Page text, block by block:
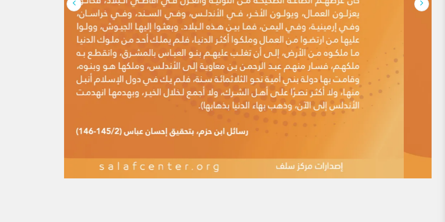
الروح والنفس وحاجات الجسد والجوارح، وينظم علاقات الإنسان كلها، وهو […]
لماذا يوجد الكثير منَ المذاهِب الإسلاميَّة معَ أنَّ القرآن واحد؟
مقدمة: هذه الدعوى ممَّا أثاره أهلُ البِدَع منذ العصور المُبكِّرة، وتصدَّى الفقهاء للردِّ عليها، ويَحتجُّ بها
اليومَ أعداءُ الإسلام منَ العَلمانيِّين وغيرهم. ومن أقدم من ذكر هذه الشبهة منقولةً عن أهل البدع:
الإمام ابن بطة، حيث قال: (باب التحذير منِ استماع كلام قوم يُريدون نقضَ الإسلام ومحوَ شرائعه،
فيُكَنُّون عن ذلك بالطعن على فقهاء المسلمين […]
ممن يقال: أساء المسلمون لهم في التاريخ
أحد عشر ممن يقال: أساء المسلمون لهم في التاريخ. مما يتكرر كثيراً ذكرُ المستشرقين والعلمانيين ومن
شايعهم أساميَ عدد ممن عُذِّب أو اضطهد أو قتل في التاريخ الإسلامي بأسباب فكرية وينسبون هذا
النكال أو القتل إلى الدين ،مشنعين على من اضطهدهم أو قتلهم ؛واصفين كل أهل التدين بالغلظة